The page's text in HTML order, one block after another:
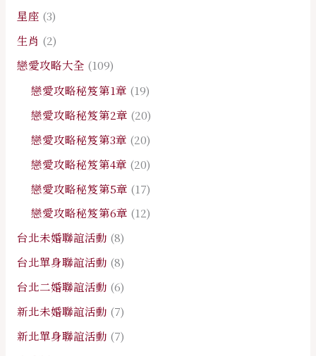
星座 (3)
生肖 (2)
戀愛攻略大全 (109)
戀愛攻略秘笈第1章 (19)
戀愛攻略秘笈第2章 (20)
戀愛攻略秘笈第3章 (20)
戀愛攻略秘笈第4章 (20)
戀愛攻略秘笈第5章 (17)
戀愛攻略秘笈第6章 (12)
台北未婚聯誼活動 (8)
台北單身聯誼活動 (8)
台北二婚聯誼活動 (6)
新北未婚聯誼活動 (7)
新北單身聯誼活動 (7)